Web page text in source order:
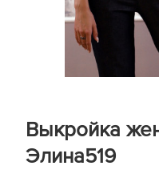
Выкройка
Элина519